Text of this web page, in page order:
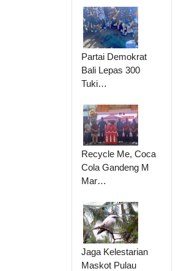
Partai Demokrat
Bali Lepas 300
Tuki…
Recycle Me, Coca
Cola Gandeng M
Mar…
Jaga Kelestarian
Maskot Pulau